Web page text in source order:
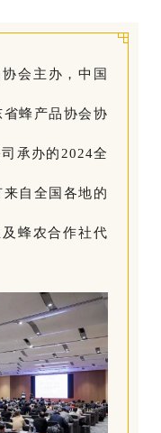
会主办，中国
蜂产品协会协
承办的2024全
自全国各地的
蜂农合作社代